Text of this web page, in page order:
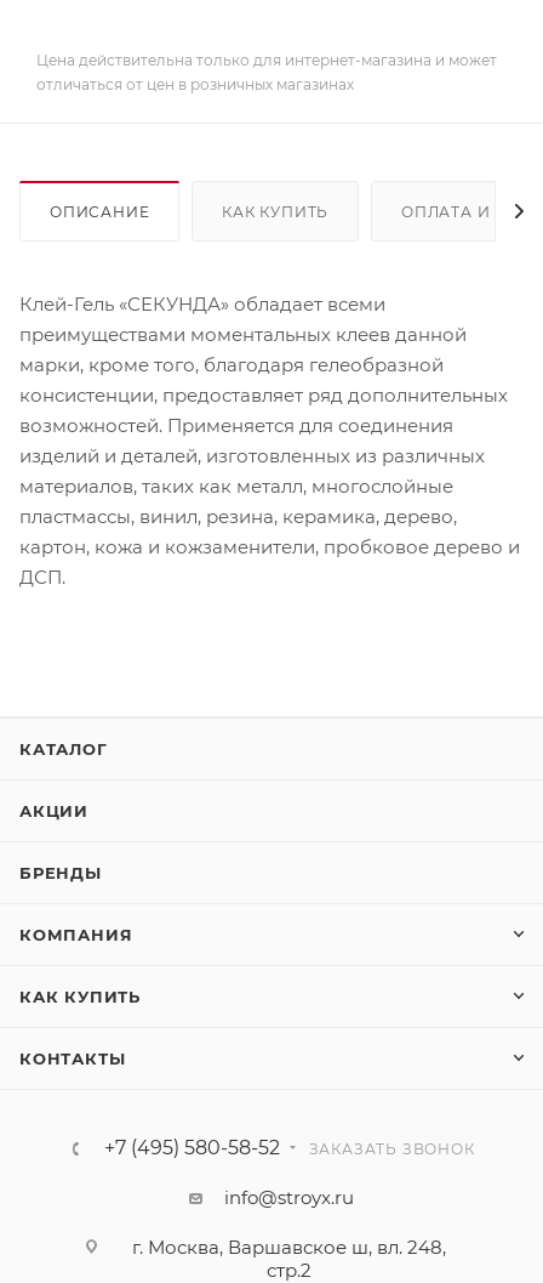
Цена действительна только для интернет-магазина и может
отличаться от цен в розничных магазинах
ОПИСАНИЕ КАК КУПИТЬ ОПЛАТА И
Клей-Гель «СЕКУНДА» обладает всеми
преимуществами моментальных клеев данной
марки, кроме того, благодаря гелеобразной
консистенции, предоставляет ряд дополнительных
возможностей. Применяется для соединения
изделий и деталей, изготовленных из различных
материалов, таких как металл, многослойные
пластмассы, винил, резина, керамика, дерево,
картон, кожа и кожзаменители, пробковое дерево и
ДСП.
КАТАЛОГ
АКЦИИ
БРЕНДЫ
КОМПАНИЯ
КАК КУПИТЬ
КОНТАКТЫ
+7 (495) 580-58-52 ЗАКАЗАТЬ ЗВОНОК
info@stroyx.ru
г. Москва, Варшавское ш, вл. 248,
стр.2